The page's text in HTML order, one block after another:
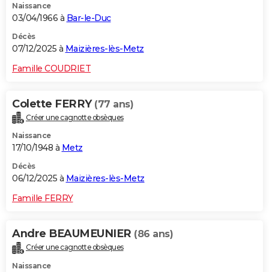
Naissance
03/04/1966 à Bar-le-Duc
Décès
07/12/2025 à Maizières-lès-Metz
Famille COUDRIET
Colette FERRY (77 ans)
Créer une cagnotte obsèques
Naissance
17/10/1948 à Metz
Décès
06/12/2025 à Maizières-lès-Metz
Famille FERRY
Andre BEAUMEUNIER (86 ans)
Créer une cagnotte obsèques
Naissance